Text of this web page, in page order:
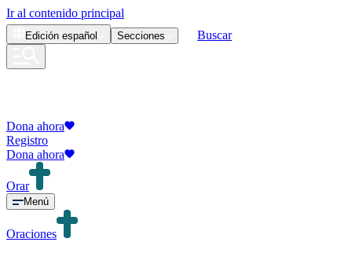
Ir al contenido principal
Edición español Secciones Buscar
Dona ahora
Registro
Dona ahora
Orar
Menú
Oraciones